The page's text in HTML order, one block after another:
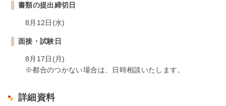
書類の提出締切日
8月12日(水)
面接・試験日
8月17日(月)
※都合のつかない場合は、日時相談いたします。
詳細資料